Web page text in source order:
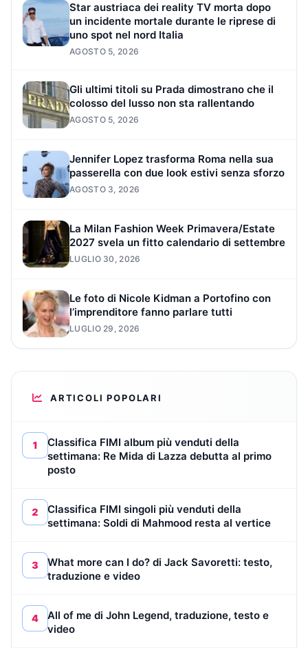
Star austriaca dei reality TV morta dopo
un incidente mortale durante le riprese di
uno spot nel nord Italia
AGOSTO 5, 2026
Gli ultimi titoli su Prada dimostrano che il
colosso del lusso non sta rallentando
AGOSTO 5, 2026
Jennifer Lopez trasforma Roma nella sua
passerella con due look estivi senza sforzo
AGOSTO 3, 2026
La Milan Fashion Week Primavera/Estate
2027 svela un fitto calendario di settembre
LUGLIO 30, 2026
Le foto di Nicole Kidman a Portofino con
l’imprenditore fanno parlare tutti
LUGLIO 29, 2026
ARTICOLI POPOLARI
1
Classifica FIMI album più venduti della
settimana: Re Mida di Lazza debutta al primo
posto
2
Classifica FIMI singoli più venduti della
settimana: Soldi di Mahmood resta al vertice
3
What more can I do? di Jack Savoretti: testo,
traduzione e video
4
All of me di John Legend, traduzione, testo e
video